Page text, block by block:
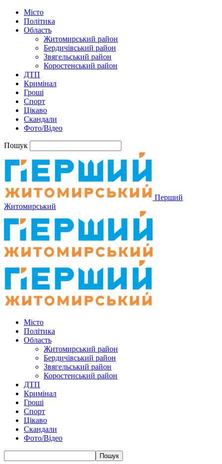
Місто
Політика
Область
Житомирський район
Бердичівський район
Звягельський район
Коростенський район
ДТП
Кримінал
Гроші
Спорт
Цікаво
Скандали
Фото/Відео
Пошук
Перший
Житомирський
Місто
Політика
Область
Житомирський район
Бердичівський район
Звягельський район
Коростенський район
ДТП
Кримінал
Гроші
Спорт
Цікаво
Скандали
Фото/Відео